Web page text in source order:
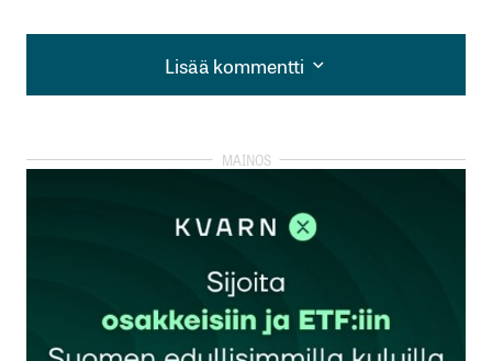
Lisää kommentti
Lisää kommentti
kirjautua
rekisteröityä